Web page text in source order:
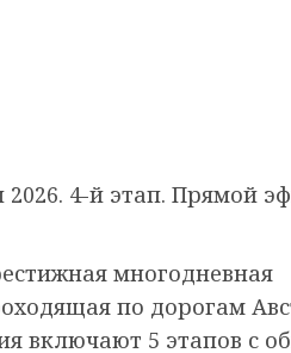
4-й этап. Прямой
многодневная
по дорогам
включают 5 этапов с